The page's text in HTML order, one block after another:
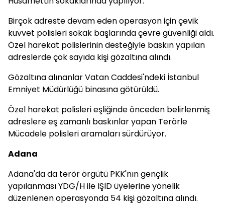
Birçok adreste devam eden operasyon için çevik
kuvvet polisleri sokak başlarında çevre güvenliği aldı.
Özel harekat polislerinin desteğiyle baskın yapılan
adreslerde çok sayıda kişi gözaltına alındı.
Gözaltına alınanlar Vatan Caddesi'ndeki İstanbul
Emniyet Müdürlüğü binasına götürüldü.
Özel harekat polisleri eşliğinde önceden belirlenmiş
adreslere eş zamanlı baskınlar yapan Terörle
Mücadele polisleri aramaları sürdürüyor.
Adana
Adana'da da terör örgütü PKK'nın gençlik
yapılanması YDG/H ile IŞİD üyelerine yönelik
düzenlenen operasyonda 54 kişi gözaltına alındı.